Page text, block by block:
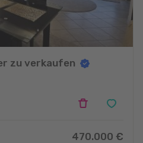
zu verkaufen
470.000 €